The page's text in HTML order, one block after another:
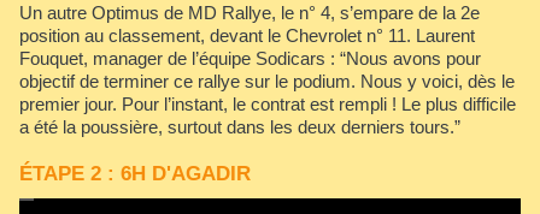
Un autre Optimus de MD Rallye, le n° 4, s’empare de la 2e
position au classement, devant le Chevrolet n° 11. Laurent
Fouquet, manager de l’équipe Sodicars : “Nous avons pour
objectif de terminer ce rallye sur le podium. Nous y voici, dès le
premier jour. Pour l’instant, le contrat est rempli ! Le plus difficile
a été la poussière, surtout dans les deux derniers tours.”
ÉTAPE 2 : 6H D'AGADIR